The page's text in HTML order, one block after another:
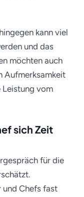
kann viel
und das
möchten auch
Aufmerksamkeit
Leistung vom
sich Zeit
für die
und Chefs fast